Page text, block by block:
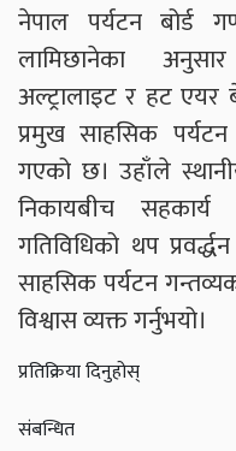
नेपाल पर्यटन बोर्ड
लामिछानेका
अल्ट्रालाइट र हट एयर
प्रमुख साहसिक
गएको छ। उहाँले
निकायबीच
गतिविधिको थप
साहसिक पर्यटन
विश्वास व्यक्त गर्नुभयो।
प्रतिक्रिया दिनुहोस्
संबन्धित